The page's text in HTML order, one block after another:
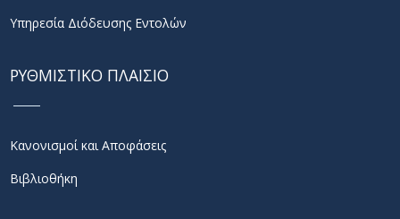
Υπηρεσία Διόδευσης Εντολών
ΡΥΘΜΙΣΤΙΚΟ ΠΛΑΙΣΙΟ
Κανονισμοί και Αποφάσεις
Βιβλιοθήκη